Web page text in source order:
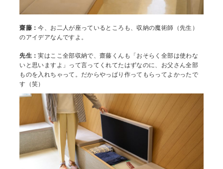
齋藤：今、お二人が座っているところも、収納の魔術師（先生）
のアイデアなんですよ。
先生：実はここ全部収納で、齋藤くんも「おそらく全部は使わな
いと思いますよ」って言ってくれてたはずなのに、お父さん全部
ものを入れちゃって。だからやっぱり作ってもらってよかったで
す（笑）